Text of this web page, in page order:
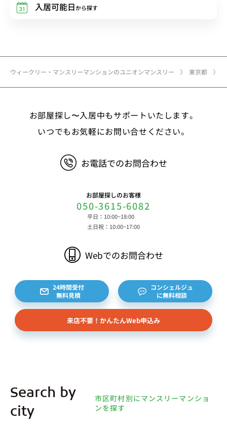
ウィークリー・マンスリーマンションのユニオンマンスリー 東京都
入居可能日から探す
お部屋探し〜入居中もサポートいたします。
いつでもお気軽にお問い合せください。
お電話でのお問合わせ
お部屋探しのお客様
050-3615-6082
平日：10:00~18:00
土日祝：10:00~17:00
Webでのお問合わせ
24時間受付
無料見積
コンシェルジュ
に無料相談
来店不要！かんたんWeb申込み
Search by
city
市区町村別にマンスリーマンショ
ンを探す